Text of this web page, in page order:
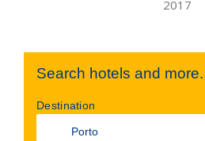
Search hotels and
Destination